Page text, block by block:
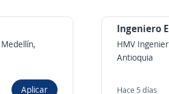
Medellín,
Aplicar
Ingeniero
HMV
Antioquia
Hace 5 días